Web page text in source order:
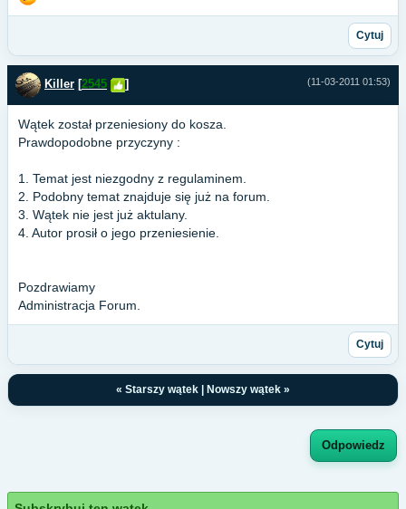
Cytuj
(11-03-2011 01:53)
Killer [2545 ]
Wątek został przeniesiony do kosza.
Prawdopodobne przyczyny :
1. Temat jest niezgodny z regulaminem.
2. Podobny temat znajduje się już na forum.
3. Wątek nie jest już aktulany.
4. Autor prosił o jego przeniesienie.
Pozdrawiamy
Administracja Forum.
Cytuj
« Starszy wątek | Nowszy wątek »
Odpowiedz